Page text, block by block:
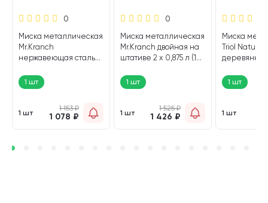
0
Миска металлическая
Mr.Kranch
нержавеющая сталь
шт)1 шт
1 шт
1 153₽
1 078 ₽
0
Миска металлическая
Mr.Kranch двойная на
штативе 2 х 0,875 л (1
1 шт
1 шт
1 525₽
1 426 ₽
Миска
Triol Natural
деревянной
1 шт
1 шт